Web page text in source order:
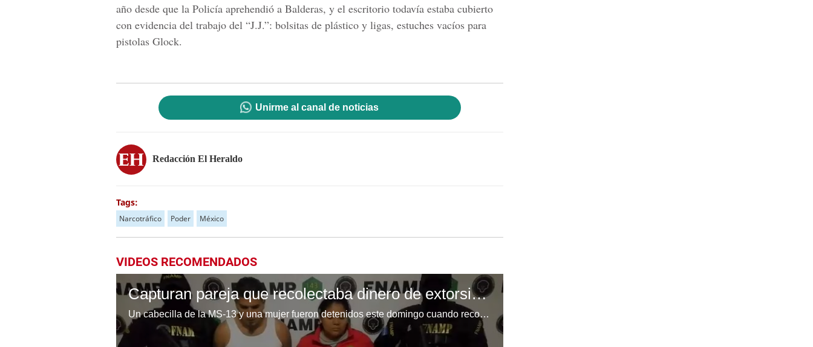
año desde que la Policía aprehendió a Balderas, y el escritorio todavía estaba cubierto
con evidencia del trabajo del “J.J.”: bolsitas de plástico y ligas, estuches vacíos para
pistolas Glock.
Unirme al canal de noticias
Redacción El Heraldo
Tags:
Narcotráfico Poder México
VIDEOS RECOMENDADOS
Capturan pareja que recolectaba dinero de extorsión a transportistas
Un cabecilla de la MS-13 y una mujer fueron detenidos este domingo cuando recolectaban dinero producto de la extorsión a transportistas y negocios en el bulevar del Norte, en Comayagüela.